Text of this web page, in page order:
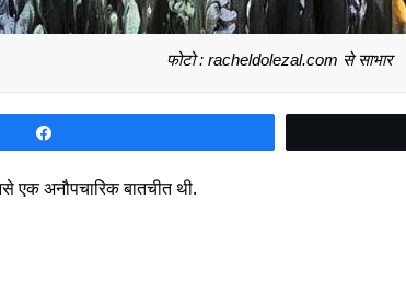
फोटो : racheldolezal.com से साभार
एक अनौपचारिक बातचीत थी.